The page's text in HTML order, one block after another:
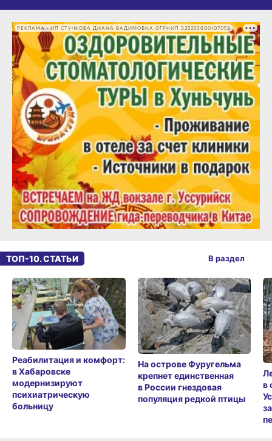
РЕКЛАМА • ИП СТУЧКОВА ДИАНА ВАДИМОВНА ОГРНИП 325253600107053
ТОП-10. СТАТЬИ
Реабилитация и комфорт:
в Хабаровске
модернизируют
психиатрическую
больницу
На острове Фуругельма
крепнет единственная
в России гнездовая
популяция редкой птицы
в
В раздел